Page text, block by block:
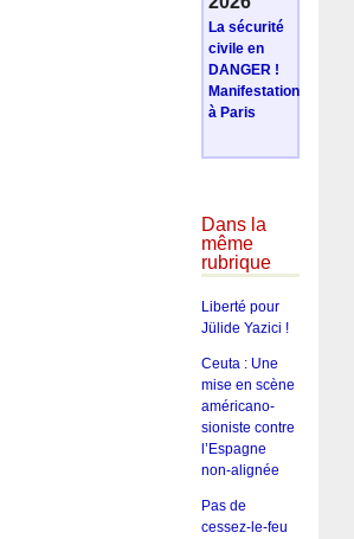
La sécurité
civile en
DANGER !
Manifestation
à Paris
Dans la
même
rubrique
Liberté pour
Jülide Yazici !
Ceuta : Une
mise en scène
américano-
sioniste contre
l’Espagne
non-alignée
Pas de
cessez-le-feu